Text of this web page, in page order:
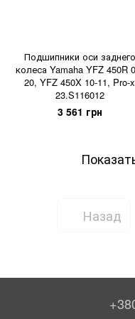
Подшипники оси заднего
колеса Yamaha YFZ 450R
20, YFZ 450X 10-11, Pro-x
23.S116012
3 561 грн
Назад